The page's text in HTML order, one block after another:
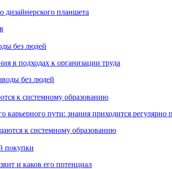
дизайнерского планшета
без людей
в подходах к организации труда
к системному образованию
карьерного пути: знания приходится
покупки
и каков его потенциал